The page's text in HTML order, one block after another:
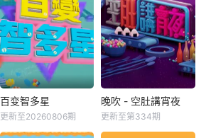
百变智多星
更新至20260806期
晚吹 - 空肚講宵夜
更新至第334期